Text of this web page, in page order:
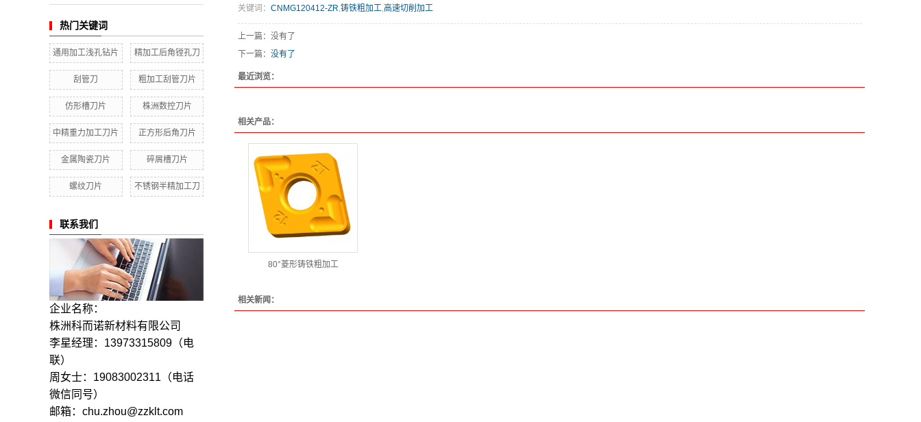
热门关键词
通用加工浅孔钻片 精加工后角镗孔刀
刮管刀 粗加工刮管刀片
仿形槽刀片 株洲数控刀片
中精重力加工刀片 正方形后角刀片
金属陶瓷刀片 碎屑槽刀片
螺纹刀片 不锈钢半精加工刀
联系我们
企业名称：
株洲科而诺新材料有限公司
李星经理：13973315809 （电
联）
周女士：19083002311（电话
微信同号）
邮箱：chu.zhou@zzklt.com
关键词： CNMG120412-ZR,铸铁粗加工,高速切削加工
上一篇：没有了
下一篇： 没有了
最近浏览：
相关产品：
80°菱形铸铁粗加工
相关新闻：